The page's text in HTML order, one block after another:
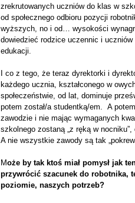
zrekrutowanych uczniów do klas w
od społecznego odbioru pozycji
wyższych, no i od… wysokości
dowiedzieć rodzice uczennic i uczniów
edukacji.
I co z tego, że teraz dyrektorki i
każdego ucznia, kształconego w
społeczeństwie, od lat, dominuje
potem został/a studentką/em. A
zawodzie i nie mając wymaganych
szkolnego zostaną „z ręką w
A nie wszystkie zawody są tak
Może by tak ktoś miał pomysł jak
przywrócić szacunek do robotnika,
poziomie, naszych potrzeb?